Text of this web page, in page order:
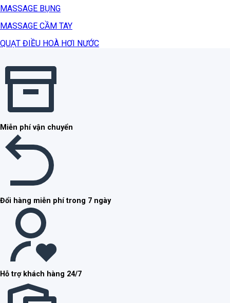
MASSAGE BỤNG
MASSAGE CẦM TAY
QUẠT ĐIỀU HOÀ HƠI NƯỚC
Miễn phí vận chuyển
Đổi hàng miễn phí trong 7 ngày
Hỗ trợ khách hàng 24/7